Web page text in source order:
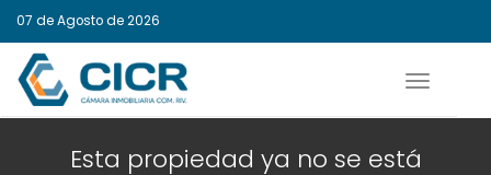
07 de Agosto de 2026
Activar
Esta propiedad ya no se está